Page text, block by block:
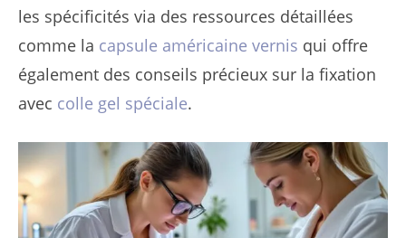
les spécificités via des ressources détaillées
comme la capsule américaine vernis qui offre
également des conseils précieux sur la fixation
avec colle gel spéciale.